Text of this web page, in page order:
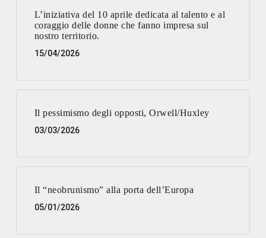
L’iniziativa del 10 aprile dedicata al talento e al
coraggio delle donne che fanno impresa sul
nostro territorio.
15/04/2026
Il pessimismo degli opposti, Orwell/Huxley
03/03/2026
Il “neobrunismo” alla porta dell’Europa
05/01/2026